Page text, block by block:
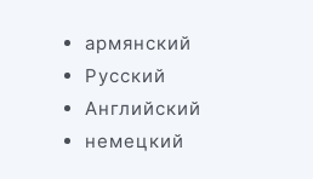
армянский
Русский
Английский
немецкий